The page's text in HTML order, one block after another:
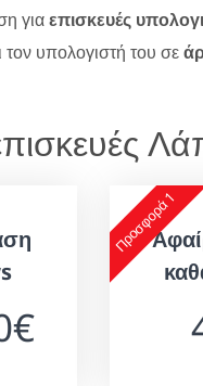
γιαεπισκευές
τον υπολογιστή του σε
Προσφορά 1